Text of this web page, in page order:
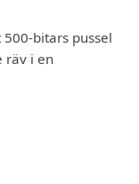
bitars pussel
räv i en